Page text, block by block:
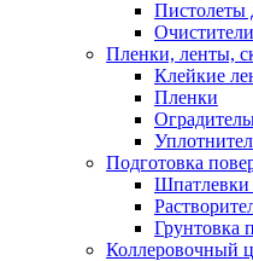
Пистолеты
Пленки, ленты,
Клейкие
Пленки
Подготовка
Шпатлевки
Грунтовка
Коллеровочный